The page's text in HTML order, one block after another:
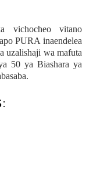
vichocheo vitano
PURA inaendelea
uzalishaji wa mafuta
50 ya Biashara ya